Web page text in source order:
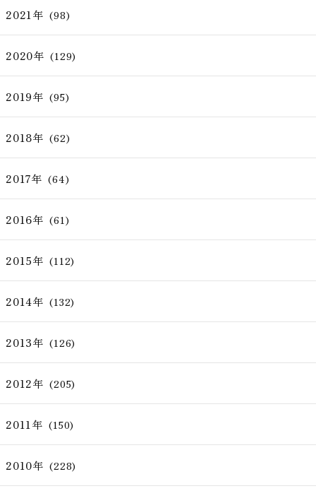
2021年 (98)
2020年 (129)
2019年 (95)
2018年 (62)
2017年 (64)
2016年 (61)
2015年 (112)
2014年 (132)
2013年 (126)
2012年 (205)
2011年 (150)
2010年 (228)